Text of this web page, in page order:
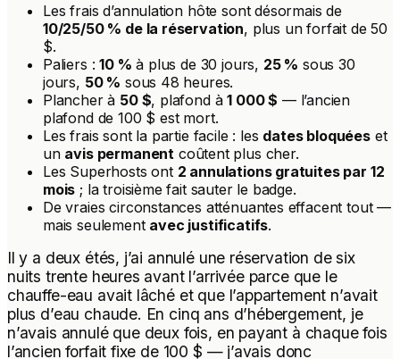
Les frais d’annulation hôte sont désormais de
10/25/50 % de la réservation, plus un forfait de 50
$.
Paliers :10 % à plus de 30 jours, 25 % sous 30
jours, 50 % sous 48 heures.
Plancher à 50 $, plafond à1 000 $ — l’ancien
plafond de 100 $ est mort.
Les frais sont la partie facile : les dates bloquéeset
un avis permanent coûtent plus cher.
Les Superhosts ont 2 annulations gratuites par 12
mois ; la troisième fait sauter le badge.
De vraies circonstances atténuantes effacent tout —
mais seulement avec justificatifs.
Il y a deux étés, j’ai annulé une réservation de six
nuits trente heures avant l’arrivée parce que le
chauffe-eau avait lâché et que l’appartement n’avait
plus d’eau chaude. En cinq ans d’hébergement, je
n’avais annulé que deux fois, en payant à chaque fois
l’ancien forfait fixe de 100 $ — j’avais donc